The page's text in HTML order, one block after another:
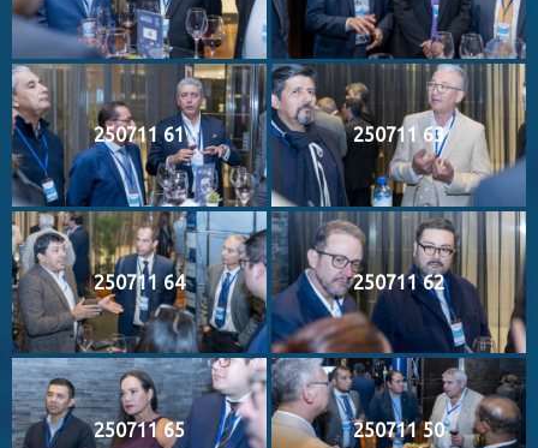
250711 61 250711 63
250711 64 250711 62
250711 65 250711 50